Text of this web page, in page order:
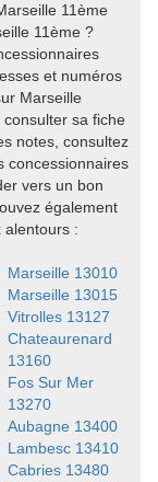
11ème
11ème ?
et numéros
Marseille
sa fiche
notes, consultez
concessionnaires
vers un bon
également
alentours :
Marseille 13010
Marseille 13015
Vitrolles 13127
Chateaurenard
13160
Fos Sur Mer
13270
Aubagne 13400
Lambesc 13410
Cabries 13480